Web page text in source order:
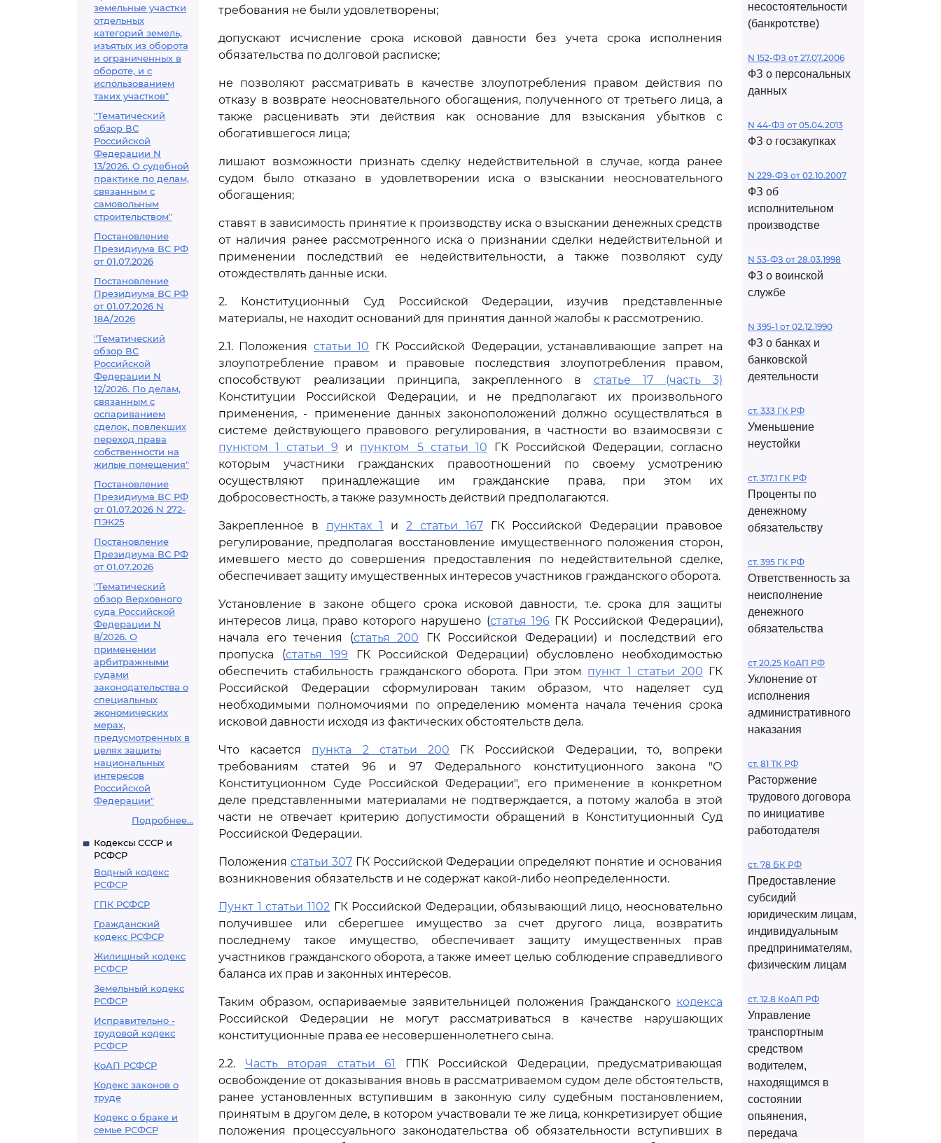
земельные участки
отдельных
категорий земель,
изъятых из оборота
и ограниченных в
обороте, и с
использованием
таких участков"
"Тематический
обзор ВС
Российской
Федерации N
13/2026. О судебной
практике по делам,
связанным с
самовольным
строительством"
Постановление
Президиума ВС РФ
от 01.07.2026
Постановление
Президиума ВС РФ
от 01.07.2026 N
18А/2026
"Тематический
обзор ВС
Российской
Федерации N
12/2026. По делам,
связанным с
оспариванием
сделок, повлекших
переход права
собственности на
жилые помещения"
Постановление
Президиума ВС РФ
от 01.07.2026 N 272-
ПЭК25
Постановление
Президиума ВС РФ
от 01.07.2026
"Тематический
обзор Верховного
суда Российской
Федерации N
8/2026. О
применении
арбитражными
судами
законодательства о
специальных
экономических
мерах,
предусмотренных в
целях защиты
национальных
интересов
Российской
Федерации"
Подробнее...
Кодексы СССР и
РСФСР
Водный кодекс
РСФСР
ГПК РСФСР
Гражданский
кодекс РСФСР
Жилищный кодекс
РСФСР
Земельный кодекс
РСФСР
Исправительно -
трудовой кодекс
РСФСР
КоАП РСФСР
Кодекс законов о
труде
Кодекс о браке и
семье РСФСР
требования не были удовлетворены;
допускают исчисление срока исковой давности без учета срока исполнения
обязательства по долговой расписке;
не позволяют рассматривать в качестве злоупотребления правом действия по
отказу в возврате неосновательного обогащения, полученного от третьего лица, а
также расценивать эти действия как основание для взыскания убытков с
обогатившегося лица;
лишают возможности признать сделку недействительной в случае, когда ранее
судом было отказано в удовлетворении иска о взыскании неосновательного
обогащения;
ставят в зависимость принятие к производству иска о взыскании денежных средств
от наличия ранее рассмотренного иска о признании сделки недействительной и
применении последствий ее недействительности, а также позволяют суду
отождествлять данные иски.
2. Конституционный Суд Российской Федерации, изучив представленные
материалы, не находит оснований для принятия данной жалобы к рассмотрению.
2.1. Положения статьи 10 ГК Российской Федерации, устанавливающие запрет на
злоупотребление правом и правовые последствия злоупотребления правом,
способствуют реализации принципа, закрепленного в статье 17 (часть 3)
Конституции Российской Федерации, и не предполагают их произвольного
применения, - применение данных законоположений должно осуществляться в
системе действующего правового регулирования, в частности во взаимосвязи с
пунктом 1 статьи 9 и пунктом 5 статьи 10 ГК Российской Федерации, согласно
которым участники гражданских правоотношений по своему усмотрению
осуществляют принадлежащие им гражданские права, при этом их
добросовестность, а также разумность действий предполагаются.
Закрепленное в пунктах 1 и2 статьи 167ГК Российской Федерации правовое
регулирование, предполагая восстановление имущественного положения сторон,
имевшего место до совершения предоставления по недействительной сделке,
обеспечивает защиту имущественных интересов участников гражданского оборота.
Установление в законе общего срока исковой давности, т.е. срока для защиты
интересов лица, право которого нарушено (статья 196ГК Российской Федерации),
начала его течения (статья 200 ГК Российской Федерации) и последствий его
пропуска (статья 199 ГК Российской Федерации) обусловлено необходимостью
обеспечить стабильность гражданского оборота. При этом пункт 1 статьи 200 ГК
Российской Федерации сформулирован таким образом, что наделяет суд
необходимыми полномочиями по определению момента начала течения срока
исковой давности исходя из фактических обстоятельств дела.
Что касается пункта 2 статьи 200 ГК Российской Федерации, то, вопреки
требованиям статей 96 и 97 Федерального конституционного закона "О
Конституционном Суде Российской Федерации", его применение в конкретном
деле представленными материалами не подтверждается, а потому жалоба в этой
части не отвечает критерию допустимости обращений в Конституционный Суд
Российской Федерации.
Положения статьи 307ГК Российской Федерации определяют понятие и основания
возникновения обязательств и не содержат какой-либо неопределенности.
Пункт 1 статьи 1102 ГК Российской Федерации, обязывающий лицо, неосновательно
получившее или сберегшее имущество за счет другого лица, возвратить
последнему такое имущество, обеспечивает защиту имущественных прав
участников гражданского оборота, а также имеет целью соблюдение справедливого
баланса их прав и законных интересов.
Таким образом, оспариваемые заявительницей положения Гражданского кодекса
Российской Федерации не могут рассматриваться в качестве нарушающих
конституционные права ее несовершеннолетнего сына.
2.2. Часть вторая статьи 61
ГПК Российской Федерации, предусматривающая
освобождение от доказывания вновь в рассматриваемом судом деле обстоятельств,
ранее установленных вступившим в законную силу судебным постановлением,
принятым в другом деле, в котором участвовали те же лица, конкретизирует общие
положения процессуального законодательства об обязательности вступивших в
несостоятельности
(банкротстве)
N 152-ФЗ от 27.07.2006
ФЗ о персональных
данных
N 44-ФЗ от 05.04.2013
ФЗ о госзакупках
N 229-ФЗ от 02.10.2007
ФЗ об
исполнительном
производстве
N 53-ФЗ от 28.03.1998
ФЗ о воинской
службе
N 395-1 от 02.12.1990
ФЗ о банках и
банковской
деятельности
ст. 333 ГК РФ
Уменьшение
неустойки
ст. 317.1 ГК РФ
Проценты по
денежному
обязательству
ст. 395 ГК РФ
Ответственность за
неисполнение
денежного
обязательства
ст 20.25 КоАП РФ
Уклонение от
исполнения
административного
наказания
ст. 81 ТК РФ
Расторжение
трудового договора
по инициативе
работодателя
ст. 78 БК РФ
Предоставление
субсидий
юридическим лицам,
индивидуальным
предпринимателям,
физическим лицам
ст. 12.8 КоАП РФ
Управление
транспортным
средством
водителем,
находящимся в
состоянии
опьянения,
передача